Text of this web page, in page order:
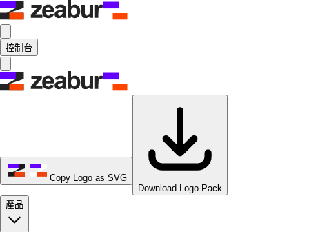
控制台
Copy Logo as SVG
Download Logo Pack
產品